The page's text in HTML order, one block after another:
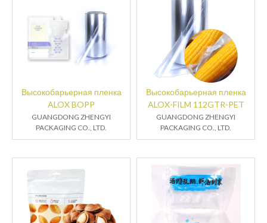
Высокобарьерная пленка
ALOX BOPP
GUANGDONG ZHENGYI
PACKAGING CO., LTD.
Высокобарьерная пленка
ALOX-FILM 112GTR-PET
GUANGDONG ZHENGYI
PACKAGING CO., LTD.